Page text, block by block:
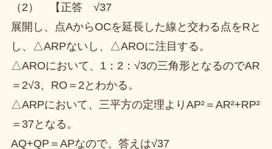
（2） 【正答 √37
展開し、点AからOCを延長した線と交わる点をRと
し、△ARPないし、△AROに注目する。
△AROにおいて、1：2：√3の三角形となるのでAR
＝2√3、RO＝2とわかる。
△ARPにおいて、三平方の定理よりAP²＝AR²+RP²
＝37となる。
AQ+QP＝APなので、答えは√37